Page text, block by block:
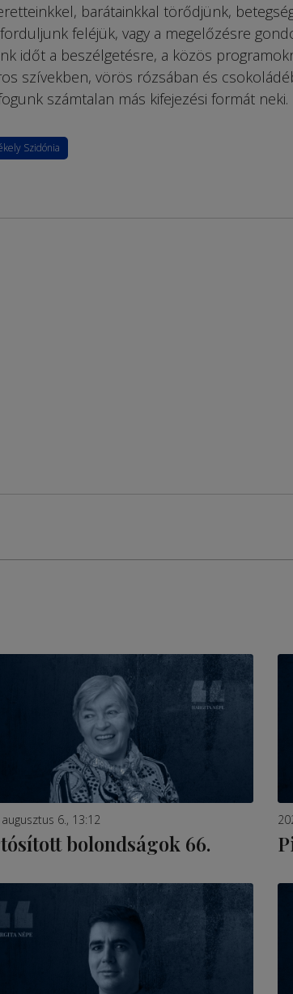
barátainkkal törődjünk,
feléjük, vagy a megelőzésre
időt a beszélgetésre, a közös
szívekben, vörös rózsában és
számtalan más kifejezési formát neki.
Szidónia
6., 13:12
bolondságok 66.